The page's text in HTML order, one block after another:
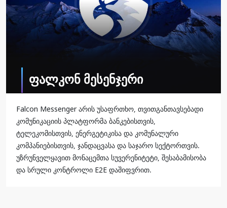
ფალკონ მესენჯერი
Falcon Messenger არის უსაფრთხო, თვითგანთავსებადი
კომუნიკაციის პლატფორმა ბანკებისთვის,
ტელეკომისთვის, ენერგეტიკისა და კომუნალური
კომპანიებისთვის, ჯანდაცვასა და საჯარო სექტორთვის.
უზრუნველყავით მონაცემთა სუვერენიტეტი, შესაბამისობა
და სრული კონტროლი E2E დაშიფვრით.